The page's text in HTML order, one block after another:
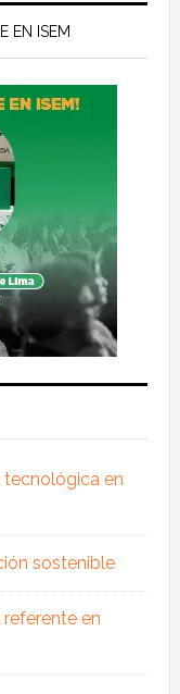
EN ISEM
tecnológica en
sostenible
en